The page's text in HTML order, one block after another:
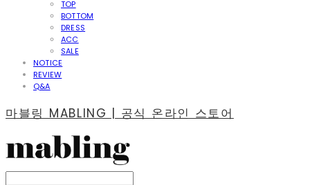
TOP
BOTTOM
DRESS
ACC
SALE
NOTICE
REVIEW
Q&A
마블링 MABLING | 공식 온라인 스토어